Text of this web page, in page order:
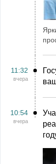
11:32
вчера
10:54
вчера